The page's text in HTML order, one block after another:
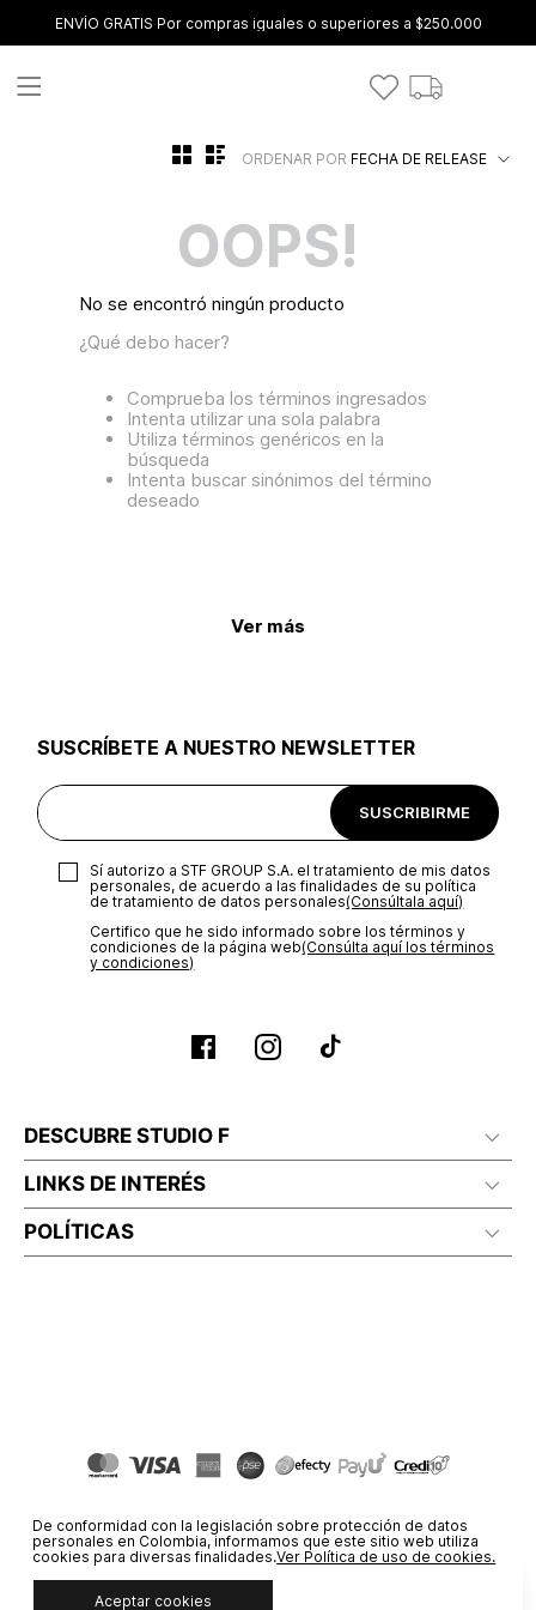
ENVÍO GRATIS Por compras iguales o superiores a $250.000
ORDENAR POR FECHA DE RELEASE
OOPS!
No se encontró ningún producto
¿Qué debo hacer?
Comprueba los términos ingresados
Intenta utilizar una sola palabra
Utiliza términos genéricos en la
búsqueda
Intenta buscar sinónimos del término
deseado
Ver más
SUSCRÍBETE A NUESTRO NEWSLETTER
SUSCRIBIRME
Sí autorizo a STF GROUP S.A. el tratamiento de mis datos
personales, de acuerdo a las finalidades de su política
de tratamiento de datos personales‎(Consúltala aquí)
Certifico que he sido informado sobre los términos y
condiciones de la página web‎(Consúlta aquí los términos
y condiciones)
DESCUBRE STUDIO F
LINKS DE INTERÉS
POLÍTICAS
De conformidad con la legislación sobre protección de datos
personales en Colombia, informamos que este sitio web utiliza
cookies para diversas finalidades.Ver Política de uso de cookies.
Aceptar cookies